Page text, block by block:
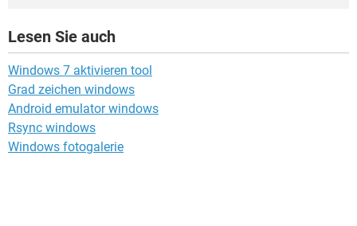
Lesen Sie auch
Windows 7 aktivieren tool
Grad zeichen windows
Android emulator windows
Rsync windows
Windows fotogalerie